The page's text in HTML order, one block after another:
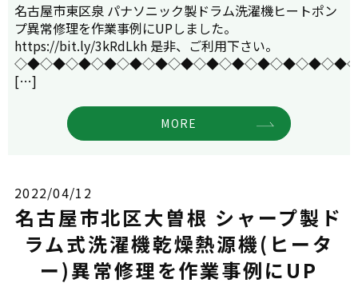
名古屋市東区泉 パナソニック製ドラム洗濯機ヒートポン
プ異常修理を作業事例にUPしました。
https://bit.ly/3kRdLkh 是非、ご利用下さい。
[…]
MORE
2022/04/12
名古屋市北区大曽根 シャープ製ド
ラム式洗濯機乾燥熱源機(ヒータ
ー)異常修理を作業事例にUP